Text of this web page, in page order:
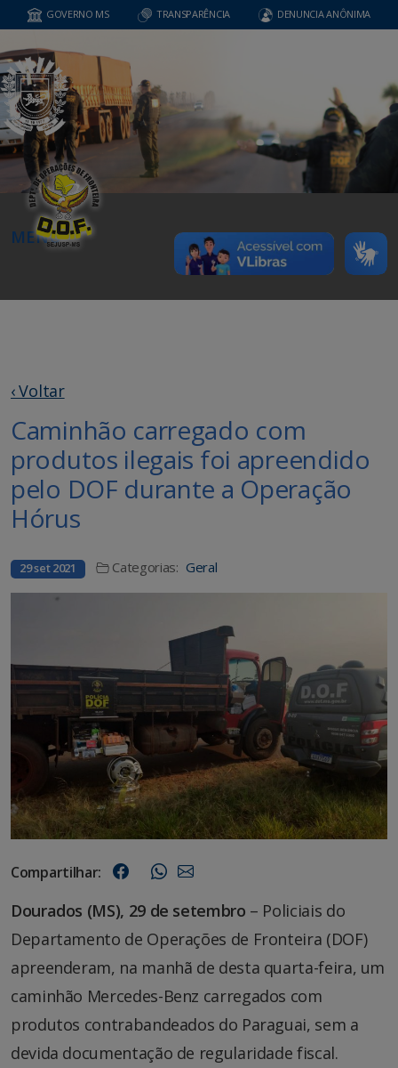
GOVERNO MS TRANSPARÊNCIA DENUNCIA ANÔNIMA
MENU
‹ Voltar
Caminhão carregado com
produtos ilegais foi apreendido
pelo DOF durante a Operação
Hórus
29 set 2021 Categorias: Geral
Compartilhar:
Dourados (MS), 29 de setembro – Policiais do
Departamento de Operações de Fronteira (DOF)
apreenderam, na manhã de desta quarta-feira, um
caminhão Mercedes-Benz carregados com
produtos contrabandeados do Paraguai, sem a
devida documentação de regularidade fiscal.